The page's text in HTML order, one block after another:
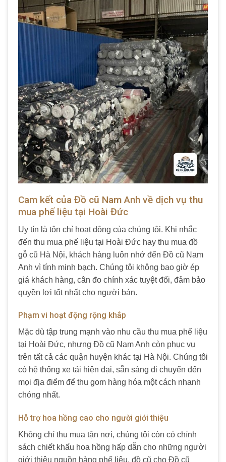
Cam kết của Đồ cũ Nam Anh về dịch vụ thu
mua phế liệu tại Hoài Đức
Uy tín là tôn chỉ hoạt động của chúng tôi. Khi nhắc
đến thu mua phế liệu tại Hoài Đức hay thu mua đồ
gỗ cũ Hà Nội, khách hàng luôn nhớ đến Đồ cũ Nam
Anh vì tính minh bạch. Chúng tôi không bao giờ ép
giá khách hàng, cân đo chính xác tuyệt đối, đảm bảo
quyền lợi tốt nhất cho người bán.
Phạm vi hoạt động rộng khắp
Mặc dù tập trung mạnh vào nhu cầu thu mua phế liệu
tại Hoài Đức, nhưng Đồ cũ Nam Anh còn phục vụ
trên tất cả các quận huyện khác tại Hà Nội. Chúng tôi
có hệ thống xe tải hiện đại, sẵn sàng di chuyển đến
mọi địa điểm để thu gom hàng hóa một cách nhanh
chóng nhất.
Hỗ trợ hoa hồng cao cho người giới thiệu
Không chỉ thu mua tận nơi, chúng tôi còn có chính
sách chiết khấu hoa hồng hấp dẫn cho những người
giới thiệu nguồn hàng phế liệu, đồ cũ cho Đồ cũ